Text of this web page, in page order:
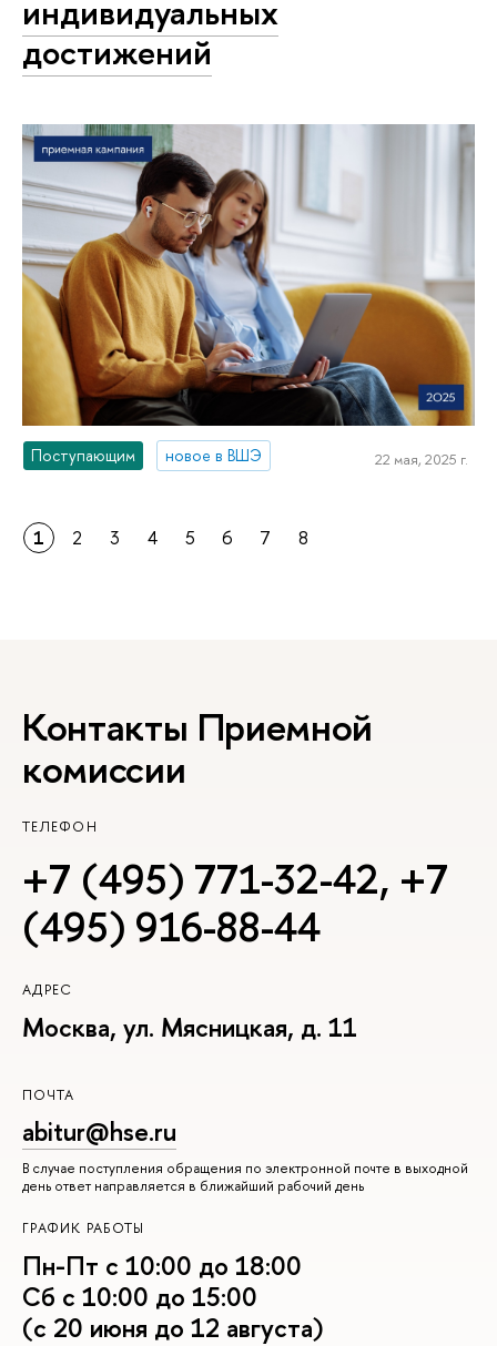
индивидуальных
достижений
Поступающим новое в ВШЭ 22 мая, 2025 г.
1 2 3 4 5 6 7 8
Контакты Приемной
комиссии
ТЕЛЕФОН
+7 (495) 771-32-42, +7
(495) 916-88-44
АДРЕС
Москва, ул. Мясницкая, д. 11
ПОЧТА
abitur@hse.ru
В случае поступления обращения по электронной почте в выходной
день ответ направляется в ближайший рабочий день
ГРАФИК РАБОТЫ
Пн-Пт с 10:00 до 18:00
Сб с 10:00 до 15:00
(с 20 июня до 12 августа)